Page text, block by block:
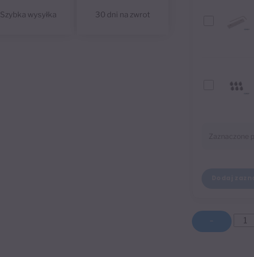
−
ilość
Szybka wysyłka 30 dni na zwrot